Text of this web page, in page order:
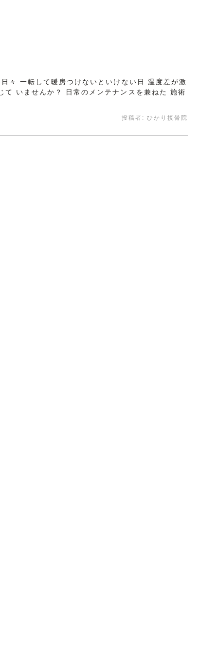
々 一転して暖房つけないといけない日 温度差が激
て いませんか？ 日常のメンテナンスを兼ねた 施術
投稿者: ひかり接骨院